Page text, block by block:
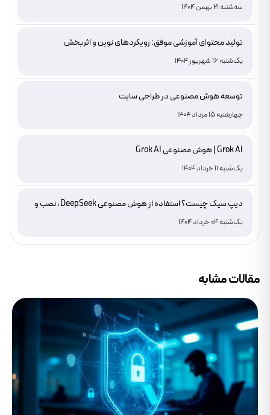
سه‌شنبه 21 بهمن 1404
تولید محتوای آموزشی موفق: رویکردهای نوین و اثربخش
یک‌شنبه 16 شهریور 1404
توسعه هوش مصنوعی در طراحی سایت
چهارشنبه 15 مرداد 1404
Grok AI | هوش مصنوعی Grok AI
یک‌شنبه 11 خرداد 1404
دیپ سیک چیست؟ استفاده از هوش مصنوعی DeepSeek ، نصب و
دانلود
یک‌شنبه 04 خرداد 1404
مقالات مشابه